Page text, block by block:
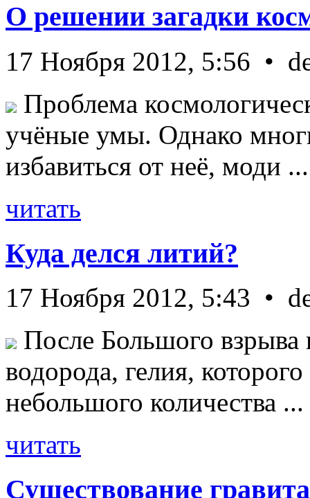
О решении загадки
17 Ноября 2012, 5:56 •
Проблема
учёные умы. Однако
избавиться от неё, моди ...
читать
Куда делся литий?
17 Ноября 2012, 5:43 •
После Большого взрыва
водорода, гелия,
небольшого количества ...
читать
Существование